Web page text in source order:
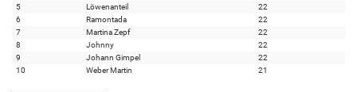
5
Löwenanteil
22
6
Ramontada
22
7
Martina Zepf
22
8
Johnny
22
9
Johann Gimpel
22
10
Weber Martin 21